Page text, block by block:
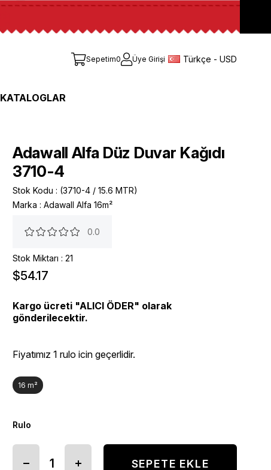
Sepetim0 Üye Girişi Türkçe - USD
KATALOGLAR
Adawall Alfa Düz Duvar Kağıdı
3710-4
Stok Kodu
(3710-4 / 15.6 MTR)
Marka : Adawall Alfa 16m²
0.0
Stok Miktarı : 21
$54.17
Kargo ücreti "ALICI ÖDER" olarak
gönderilecektir.
Fiyatımız 1 rulo icin geçerlidir.
16 m²
Rulo